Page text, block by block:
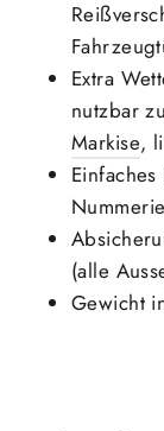
Extra
nutzbar
Markise,
(alle
Gewicht